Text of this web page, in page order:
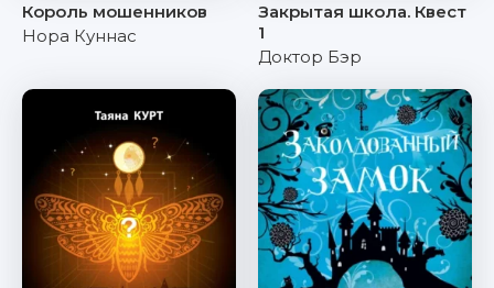
Король мошенников
Нора Куннас
Закрытая школа. Квест
1
Доктор Бэр